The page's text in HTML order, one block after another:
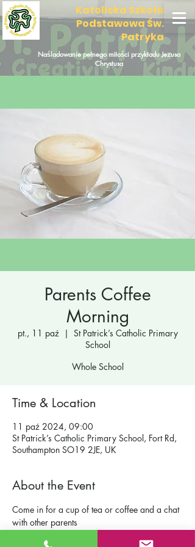
Katolicka Szkoła
Podstawowa Św.
Patryka
Naśladowanie pełnego miłości przykładu Jezusa
Chrystusa
Parents Coffee
Morning
pt., 11 paź
  |
St Patrick’s Catholic Primary
School
Whole School
Time & Location
11 paź 2024, 09:00
St Patrick’s Catholic Primary School, Fort Rd,
Southampton SO19 2JE, UK
About the Event
Come in for a cup of tea or coffee and a chat
with other parents